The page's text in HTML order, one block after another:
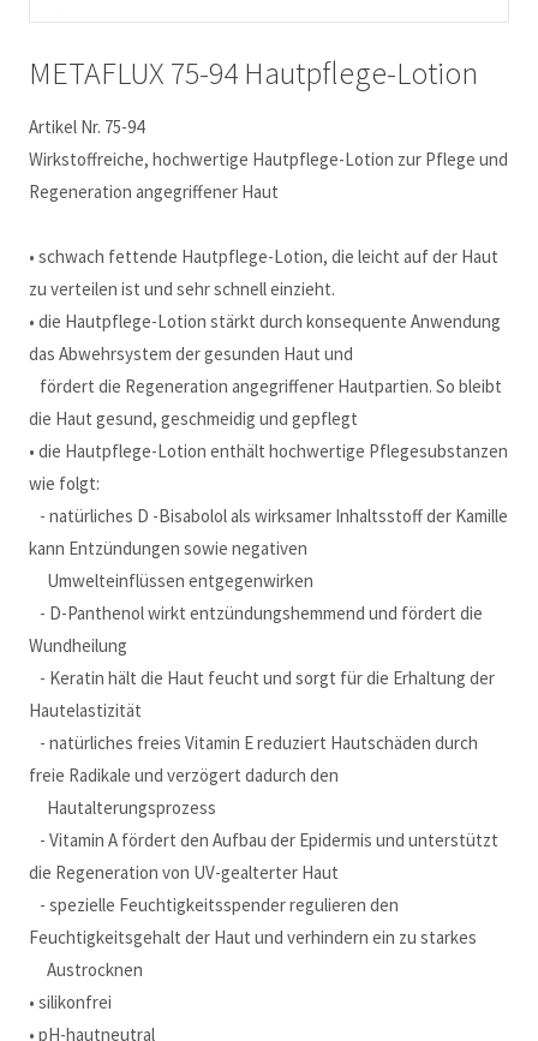
METAFLUX 75-94 Hautpflege-Lotion
Artikel Nr. 75-94
Wirkstoffreiche, hochwertige Hautpflege-Lotion zur Pflege und
Regeneration angegriffener Haut
• schwach fettende Hautpflege-Lotion, die leicht auf der Haut
zu verteilen ist und sehr schnell einzieht.
• die Hautpflege-Lotion stärkt durch konsequente Anwendung
das Abwehrsystem der gesunden Haut und
fördert die Regeneration angegriffener Hautpartien. So bleibt
die Haut gesund, geschmeidig und gepflegt
• die Hautpflege-Lotion enthält hochwertige Pflegesubstanzen
wie folgt:
- natürliches D -Bisabolol als wirksamer Inhaltsstoff der Kamille
kann Entzündungen sowie negativen
Umwelteinflüssen entgegenwirken
- D-Panthenol wirkt entzündungshemmend und fördert die
Wundheilung
- Keratin hält die Haut feucht und sorgt für die Erhaltung der
Hautelastizität
- natürliches freies Vitamin E reduziert Hautschäden durch
freie Radikale und verzögert dadurch den
Hautalterungsprozess
- Vitamin A fördert den Aufbau der Epidermis und unterstützt
die Regeneration von UV-gealterter Haut
- spezielle Feuchtigkeitsspender regulieren den
Feuchtigkeitsgehalt der Haut und verhindern ein zu starkes
Austrocknen
• silikonfrei
• pH-hautneutral